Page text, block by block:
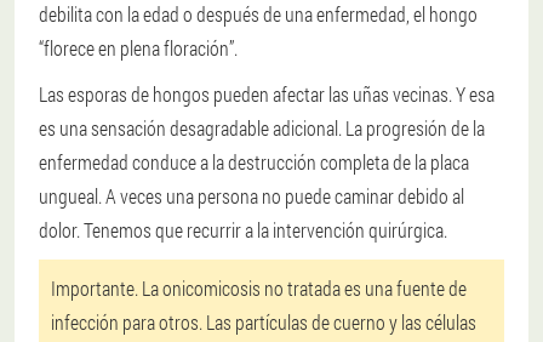
debilita con la edad o después de una enfermedad, el hongo
“florece en plena floración”.
Las esporas de hongos pueden afectar las uñas vecinas. Y esa
es una sensación desagradable adicional. La progresión de la
enfermedad conduce a la destrucción completa de la placa
ungueal. A veces una persona no puede caminar debido al
dolor. Tenemos que recurrir a la intervención quirúrgica.
Importante. La onicomicosis no tratada es una fuente de
infección para otros. Las partículas de cuerno y las células